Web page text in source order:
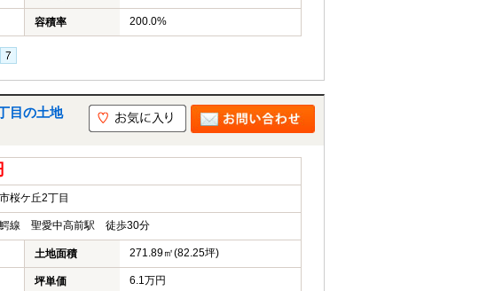
容積率 200.0%
目の土地
桜ケ丘2丁目
鰐線 聖愛中高前駅 徒歩30分
土地面積 271.89㎡(82.25坪)
坪単価 6.1万円